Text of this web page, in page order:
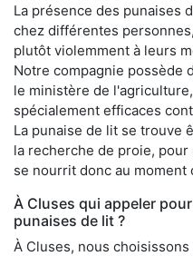
La présence des punaises
chez différentes
plutôt violemment à leurs
Notre compagnie possède
le ministère de
spécialement efficaces
La punaise de lit se trouve
la recherche de proie, pour
se nourrit donc au moment
À Cluses qui appeler
punaises de lit ?
À Cluses, nous